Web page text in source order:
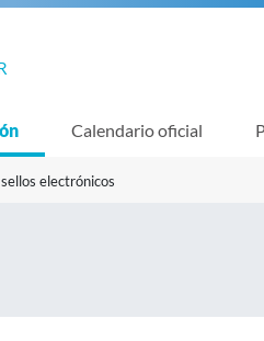
Calendario oficial
electrónicos